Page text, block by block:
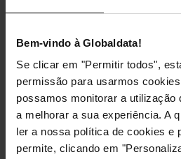
Bem-vindo à Globaldata!
Se clicar em "Permitir todos",
permissão para usarmos
possamos monitorar a utilização
a melhorar a sua experiência. A
ler a nossa política de cookies e
permite, clicando em
Ducky – Novas cores e
desempenho num